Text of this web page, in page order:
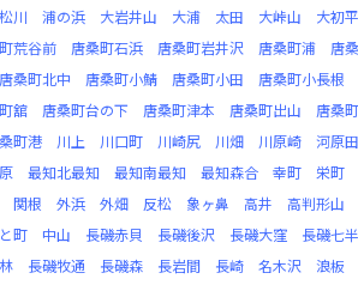
川 浦の浜 大岩井山 大浦 太田 大峠山 大初平
荒谷前 唐桑町石浜 唐桑町岩井沢 唐桑町浦 唐
唐桑町北中 唐桑町小鯖 唐桑町小田 唐桑町小長根
舘 唐桑町台の下 唐桑町津本 唐桑町出山 唐桑
町港 川上 川口町 川崎尻 川畑 川原崎 河原田
最知北最知 最知南最知 最知森合 幸町 栄町
関根 外浜 外畑 反松 象ヶ鼻 高井 高判形山
町 中山 長磯赤貝 長磯後沢 長磯大窪 長磯七
長磯牧通 長磯森 長岩間 長崎 名木沢 浪板